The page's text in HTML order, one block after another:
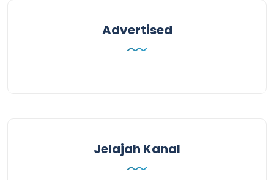
Advertised
Jelajah Kanal